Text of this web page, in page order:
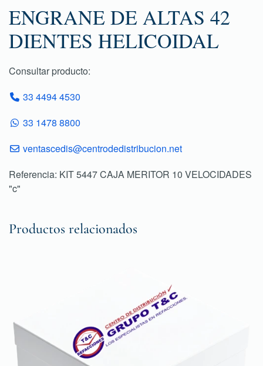
ENGRANE DE ALTAS 42
DIENTES HELICOIDAL
Consultar producto:
33 4494 4530
33 1478 8800
ventascedis@centrodedistribucion.net
Referencia: KIT 5447 CAJA MERITOR 10 VELOCIDADES
"c"
Productos relacionados